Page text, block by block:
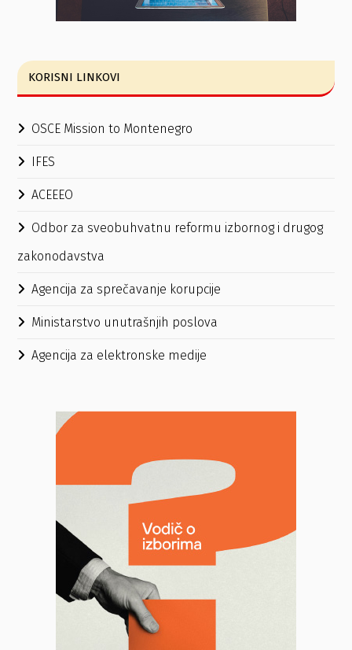
KORISNI LINKOVI
OSCE Mission to Montenegro
IFES
ACEEEO
Odbor za sveobuhvatnu reformu izbornog i drugog
zakonodavstva
Agencija za sprečavanje korupcije
Ministarstvo unutrašnjih poslova
Agencija za elektronske medije